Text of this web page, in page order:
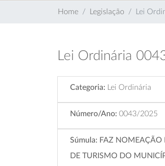
Home Legislação Lei
Lei Ordinária
Categoria: Lei Ordinária
Número/Ano: 0043/2025
Súmula: FAZ NOMEAÇÃO
DE TURISMO DO